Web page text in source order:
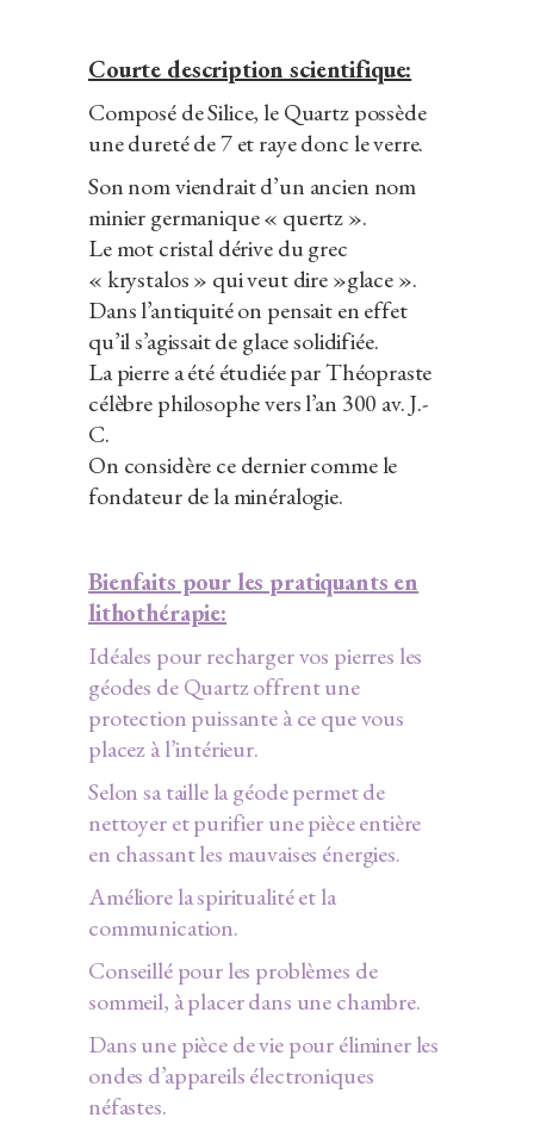
Courte description scientifique:
Composé de Silice, le Quartz possède
une dureté de 7 et raye donc le verre.
Son nom viendrait d’un ancien nom
minier germanique « quertz ».
Le mot cristal dérive du grec
« krystalos » qui veut dire »glace ».
Dans l’antiquité on pensait en effet
qu’il s’agissait de glace solidifiée.
La pierre a été étudiée par Théopraste
célèbre philosophe vers l’an 300 av. J.-
C.
On considère ce dernier comme le
fondateur de la minéralogie.
Bienfaits pour les pratiquants en
lithothérapie:
Idéales pour recharger vos pierres les
géodes de Quartz offrent une
protection puissante à ce que vous
placez à l’intérieur.
Selon sa taille la géode permet de
nettoyer et purifier une pièce entière
en chassant les mauvaises énergies.
Améliore la spiritualité et la
communication.
Conseillé pour les problèmes de
sommeil, à placer dans une chambre.
Dans une pièce de vie pour éliminer les
ondes d’appareils électroniques
néfastes.